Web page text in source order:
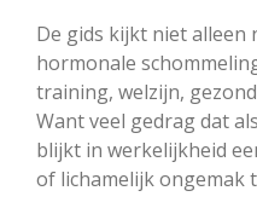
De gids kijkt niet alleen
hormonale
training, welzijn,
Want veel gedrag dat
blijkt in werkelijkheid
of lichamelijk ongemak